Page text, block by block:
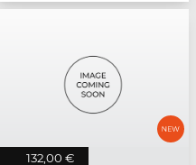
132,00 €